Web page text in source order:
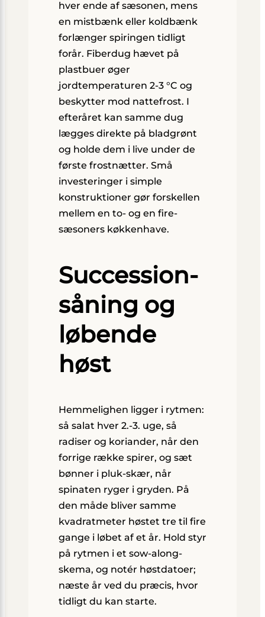
hver ende af sæsonen, mens
en mistbænk eller koldbænk
forlænger spiringen tidligt
forår. Fiberdug hævet på
plastbuer øger
jordtemperaturen 2-3 °C og
beskytter mod nattefrost. I
efteråret kan samme dug
lægges direkte på bladgrønt
og holde dem i live under de
første frostnætter. Små
investeringer i simple
konstruktioner gør forskellen
mellem en to- og en fire-
sæsoners køkkenhave.
Succession-
såning og
løbende
høst
Hemmelighen ligger i rytmen:
så salat hver 2.-3. uge, så
radiser og koriander, når den
forrige række spirer, og sæt
bønner i pluk-skær, når
spinaten ryger i gryden. På
den måde bliver samme
kvadratmeter høstet tre til fire
gange i løbet af et år. Hold styr
på rytmen i et sow-along-
skema, og notér høstdatoer;
næste år ved du præcis, hvor
tidligt du kan starte.